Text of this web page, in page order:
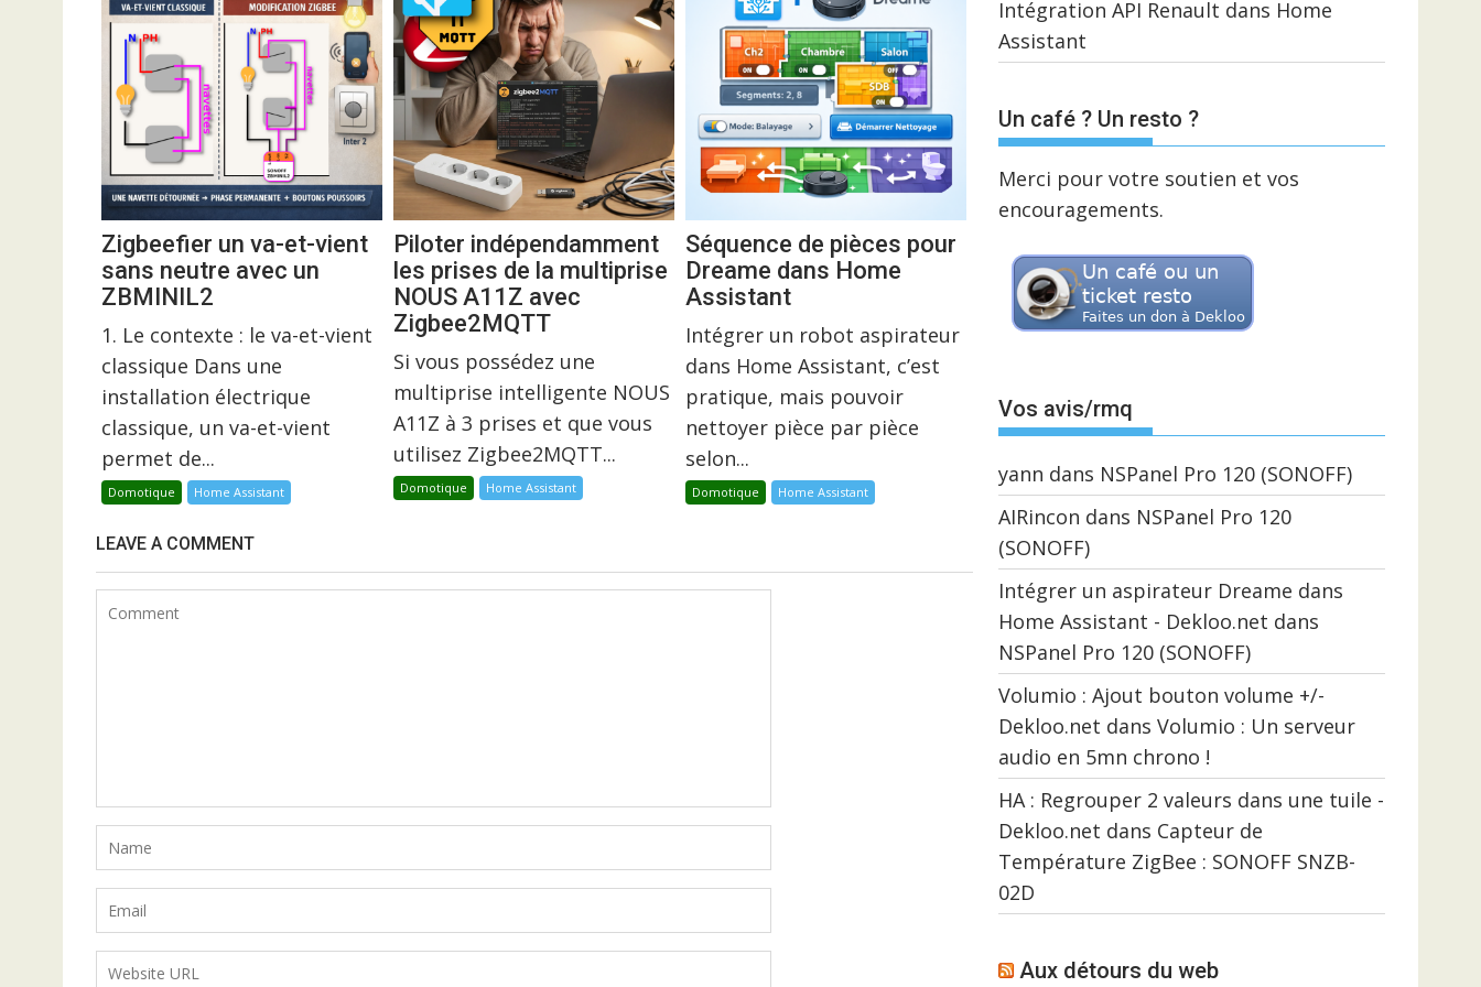
Zigbeefier un va-et-vient
sans neutre avec un
ZBMINIL2
1. Le contexte : le va-et-vient
classique Dans une
installation électrique
classique, un va-et-vient
permet de...
Domotique Home Assistant
Piloter indépendamment
les prises de la multiprise
NOUS A11Z avec
Zigbee2MQTT
Si vous possédez une
multiprise intelligente NOUS
A11Z à 3 prises et que vous
utilisez Zigbee2MQTT...
Domotique Home Assistant
Séquence de pièces pour
Dreame dans Home
Assistant
Intégrer un robot aspirateur
dans Home Assistant, c’est
pratique, mais pouvoir
nettoyer pièce par pièce
selon...
Domotique Home Assistant
LEAVE A COMMENT
Intégration API Renault dans Home
Assistant
Un café ? Un resto ?
Merci pour votre soutien et vos
encouragements.
Vos avis/rmq
yann dans NSPanel Pro 120 (SONOFF)
AIRincon dans NSPanel Pro 120
(SONOFF)
Intégrer un aspirateur Dreame dans
Home Assistant - Dekloo.net dans
NSPanel Pro 120 (SONOFF)
Volumio : Ajout bouton volume +/-
Dekloo.net dans Volumio : Un serveur
audio en 5mn chrono !
HA : Regrouper 2 valeurs dans une tuile -
Dekloo.net dans Capteur de
Température ZigBee : SONOFF SNZB-
02D
Aux détours du web